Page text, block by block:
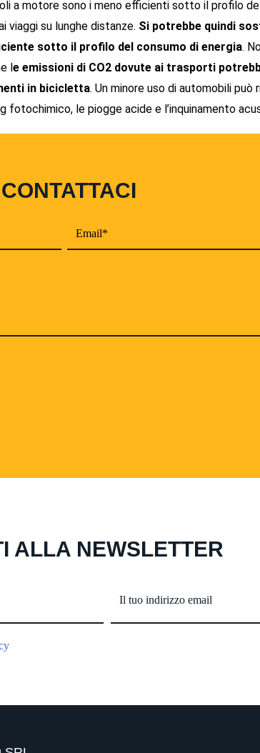
a motore sono i meno efficienti sotto il profilo
viaggi su lunghe distanze. Si potrebbe quindi
sotto il profilo del consumo di energia.
le emissioni di CO2 dovute ai trasporti
in bicicletta. Un minore uso di automobili
le piogge acide e l’inquinamento
CONTATTACI
ALLA NEWSLETTER